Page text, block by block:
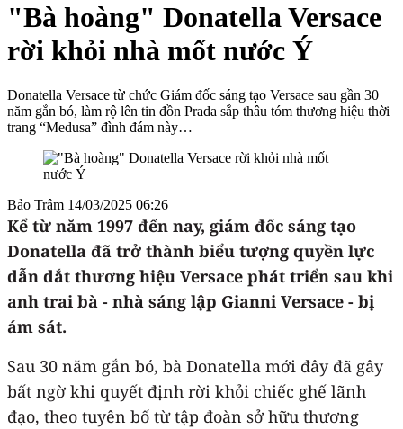
"Bà hoàng" Donatella Versace
rời khỏi nhà mốt nước Ý
Donatella Versace từ chức Giám đốc sáng tạo Versace sau gần 30
năm gắn bó, làm rộ lên tin đồn Prada sắp thâu tóm thương hiệu thời
trang “Medusa” đình đám này…
Bảo Trâm 14/03/2025 06:26
Kể từ năm 1997 đến nay, giám đốc sáng tạo
Donatella đã trở thành biểu tượng quyền lực
dẫn dắt thương hiệu Versace phát triển sau khi
anh trai bà - nhà sáng lập Gianni Versace - bị
ám sát.
Sau 30 năm gắn bó, bà Donatella mới đây đã gây
bất ngờ khi quyết định rời khỏi chiếc ghế lãnh
đạo, theo tuyên bố từ tập đoàn sở hữu thương